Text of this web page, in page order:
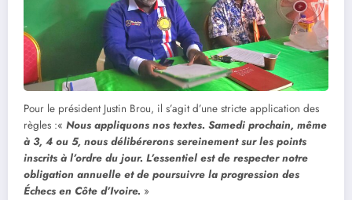
Pour le président Justin Brou, il s’agit d’une stricte application des
règles :« Nous appliquons nos textes. Samedi prochain, même
à 3, 4 ou 5, nous délibérerons sereinement sur les points
inscrits à l’ordre du jour. L’essentiel est de respecter notre
obligation annuelle et de poursuivre la progression des
Échecs en Côte d’Ivoire. »